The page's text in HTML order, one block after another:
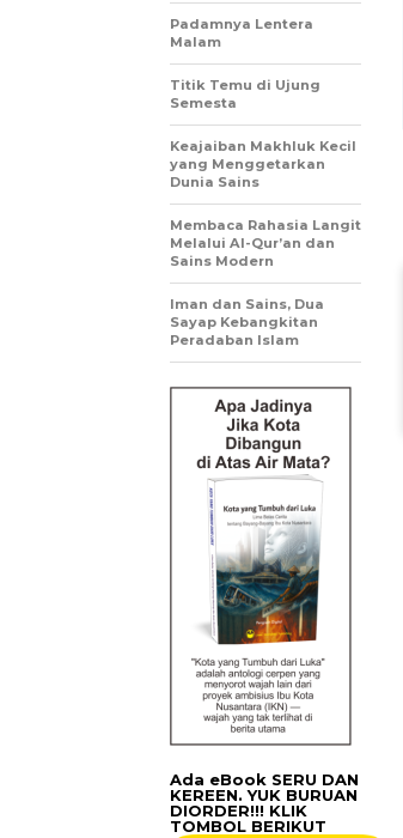
Padamnya Lentera
Malam
Titik Temu di Ujung
Semesta
Keajaiban Makhluk Kecil
yang Menggetarkan
Dunia Sains
Membaca Rahasia Langit
Melalui Al-Qur’an dan
Sains Modern
Iman dan Sains, Dua
Sayap Kebangkitan
Peradaban Islam
Ada eBook SERU DAN
KEREEN. YUK BURUAN
DIORDER!!! KLIK
TOMBOL BERIKUT